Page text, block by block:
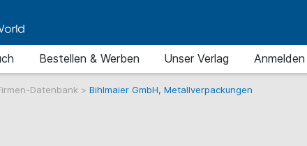
Bestellen & Werben Unser Verlag Anmelden
Datenbank > Bihlmaier GmbH, Metallverpackungen